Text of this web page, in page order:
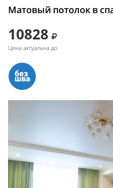
Матовый потолок в
10828
Цена актуальна до